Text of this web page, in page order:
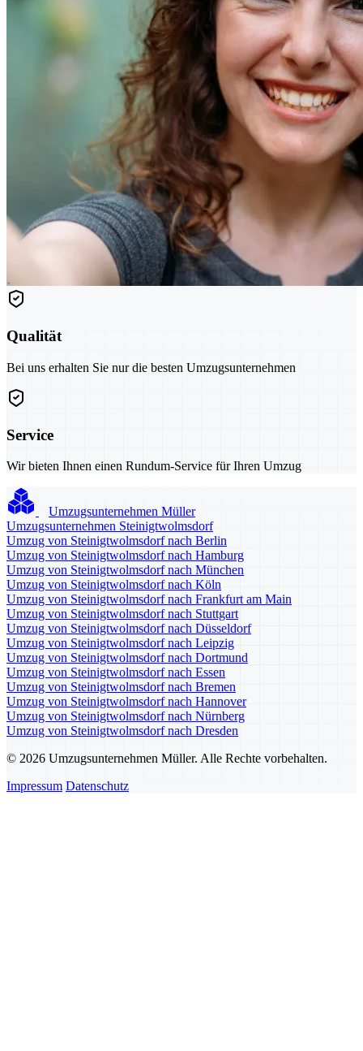
Qualität
Bei uns erhalten Sie nur die besten Umzugsunternehmen
Service
Wir bieten Ihnen einen Rundum-Service für Ihren Umzug
Umzugsunternehmen Müller
Umzugsunternehmen Steinigtwolmsdorf
Umzug von Steinigtwolmsdorf nach Berlin
Umzug von Steinigtwolmsdorf nach Hamburg
Umzug von Steinigtwolmsdorf nach München
Umzug von Steinigtwolmsdorf nach Köln
Umzug von Steinigtwolmsdorf nach Frankfurt am Main
Umzug von Steinigtwolmsdorf nach Stuttgart
Umzug von Steinigtwolmsdorf nach Düsseldorf
Umzug von Steinigtwolmsdorf nach Leipzig
Umzug von Steinigtwolmsdorf nach Dortmund
Umzug von Steinigtwolmsdorf nach Essen
Umzug von Steinigtwolmsdorf nach Bremen
Umzug von Steinigtwolmsdorf nach Hannover
Umzug von Steinigtwolmsdorf nach Nürnberg
Umzug von Steinigtwolmsdorf nach Dresden
© 2026 Umzugsunternehmen Müller. Alle Rechte vorbehalten.
Impressum Datenschutz